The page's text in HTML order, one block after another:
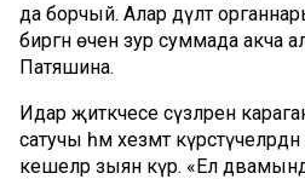
да борчый. Алар дәүләт
биргән өчен зур суммада акча
Патяшина.
Идарә җитәкчесе сүзләренә
сатучы һәм хезмәт
кешеләр зыян күрә. «Ел